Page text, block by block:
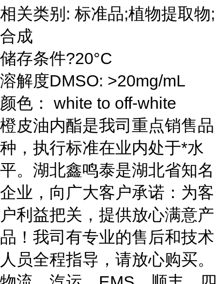
相关类别: 标准品;植物提取物;
合成
储存条件?20°C
溶解度DMSO: >20mg/mL
颜色： white to off-white
橙皮油内酯是我司重点销售品
种，执行标准在业内处于*水
平。湖北鑫鸣泰是湖北省知名
企业，向广大客户承诺：为客
户利益把关，提供放心满意产
品！我司有专业的售后和技术
人员全程指导，请放心购买。